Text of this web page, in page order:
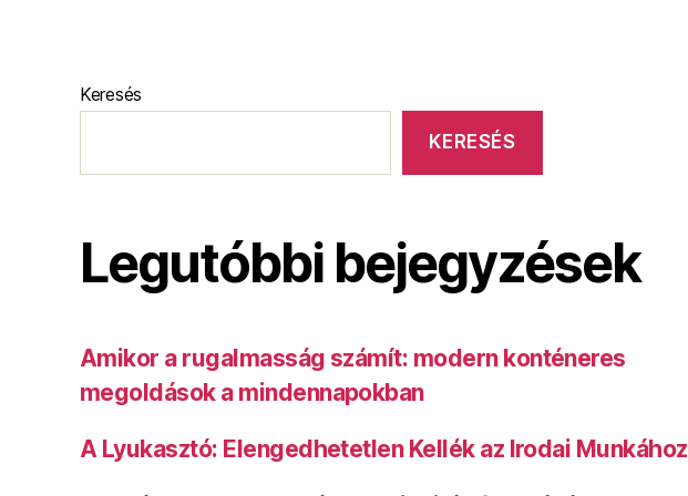
Keresés
KERESÉS
Legutóbbi bejegyzések
Amikor a rugalmasság számít: modern konténeres
megoldások a mindennapokban
A Lyukasztó: Elengedhetetlen Kellék az Irodai Munkához